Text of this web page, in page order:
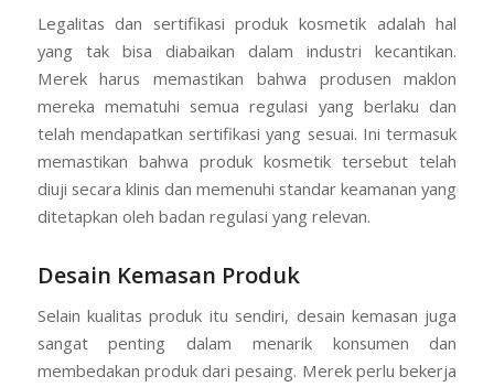
Legalitas dan sertifikasi produk kosmetik adalah hal
yang tak bisa diabaikan dalam industri kecantikan.
Merek harus memastikan bahwa produsen maklon
mereka mematuhi semua regulasi yang berlaku dan
telah mendapatkan sertifikasi yang sesuai. Ini termasuk
memastikan bahwa produk kosmetik tersebut telah
diuji secara klinis dan memenuhi standar keamanan yang
ditetapkan oleh badan regulasi yang relevan.
Desain Kemasan Produk
Selain kualitas produk itu sendiri, desain kemasan juga
sangat penting dalam menarik konsumen dan
membedakan produk dari pesaing. Merek perlu bekerja